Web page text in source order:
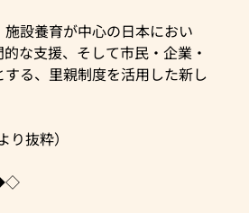
施設養育が中心の日本におい
な支援、そして市民・企業・
る、里親制度を活用した新し
り抜粋）